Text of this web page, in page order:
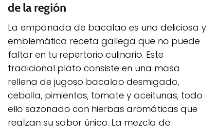
de la región
La empanada de bacalao es una deliciosa y
emblemática receta gallega que no puede
faltar en tu repertorio culinario. Este
tradicional plato consiste en una masa
rellena de jugoso bacalao desmigado,
cebolla, pimientos, tomate y aceitunas, todo
ello sazonado con hierbas aromáticas que
realzan su sabor único. La mezcla de